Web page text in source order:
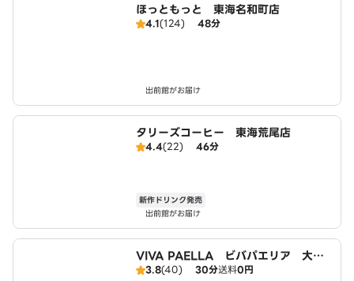
ほっともっと 東海名和町店
4.1(124) 48分
出前館がお届け
タリーズコーヒー 東海荒尾店
4.4(22) 46分
新作ドリンク発売
出前館がお届け
VIVA PAELLA ビバパエリア 大府
店3.8(40) 30分送料0円